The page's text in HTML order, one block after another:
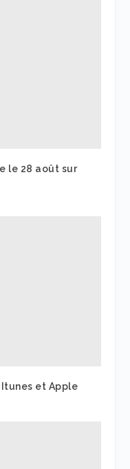
le 28 août sur
et Apple